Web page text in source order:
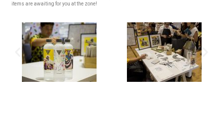
items are awaiting for you at the zone!